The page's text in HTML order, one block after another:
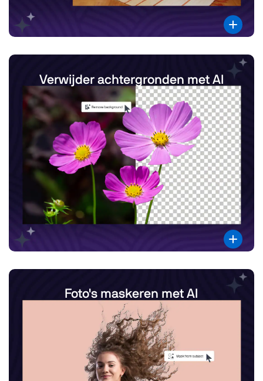
Verwijder achtergronden met AI
Foto's maskeren met AI